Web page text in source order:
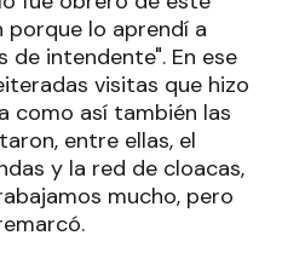
lo aprendí a
de intendente". En ese
visitas que hizo
como así también las
entre ellas, el
y la red de cloacas,
mucho, pero